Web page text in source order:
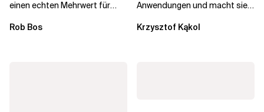
einen echten Mehrwert für
aber auch die...
Rob Bos
Anwendungen und macht sie
Durch die Automatisierung...
Krzysztof Kąkol